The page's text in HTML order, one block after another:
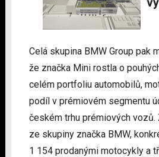
Celá skupina BMW Group pak
že značka Mini rostla o
celém portfoliu automobilů,
podíl v prémiovém segmentu
českém trhu prémiových
ze skupiny značka BMW,
1 154 prodanými motocykly a